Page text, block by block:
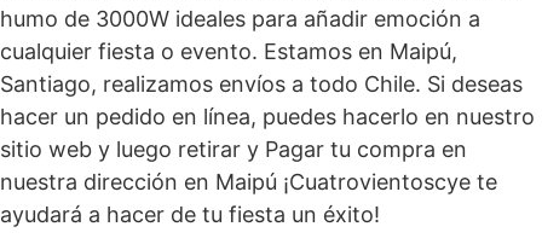
humo de 3000W ideales para añadir emoción a
cualquier fiesta o evento. Estamos en Maipú,
Santiago, realizamos envíos a todo Chile. Si deseas
hacer un pedido en línea, puedes hacerlo en nuestro
sitio web y luego retirar y Pagar tu compra en
nuestra dirección en Maipú ¡Cuatrovientoscye te
ayudará a hacer de tu fiesta un éxito!